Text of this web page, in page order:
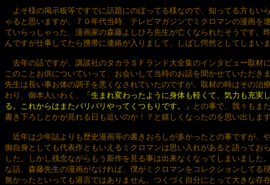
よそ様の掲示板等ですでに話題にのぼってる様なので、知ってる方もい
ゃると思いますが、７０年代当時、テレビマガジンでミクロマンの漫画を
ていらっしゃった、漫画家の森藤よしひろ先生が亡くなられたそうです。
んですが仕事してたら携帯に連絡が入りまして、しばし愕然としてしまい
去年の話ですが、講談社のタカラＳＦランド大全集のインタビュー取材
このことお供についていって、お会いして当時のお話を聞かせていただき
先生は長い事お体の調子を悪くなされていたのですが、取材の時はその治
わり、御本人いわく、
「生まれ変わったように身体も軽くて、気力も充実
る。これからはまたバリバリやってくつもりです。」 との事で、我々もま
書き下ろしとかが見れる日も近いのか！？と嬉しくなったのを思い出しま
近年は少年誌よりも歴史漫画等の書きおろしが多かったとの事ですが、
御自身としても代表作ともいえるミクロマンは思い入れがあると語ってお
した。しかし残念ながらもう新作を見る事は出来なくなってしまいました
な話、森藤先生の漫画がなければ、僕がミクロマンをコレクションしてる
無かったといっても過言ではありません。つくづく自分にとって大きな存